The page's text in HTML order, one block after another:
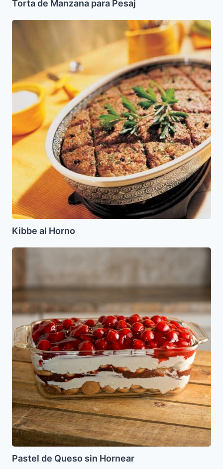
Torta de Manzana para Pesaj
Kibbe
Kibbe al Horno
Pastel
sin
Hornear
Pastel de Queso sin Hornear